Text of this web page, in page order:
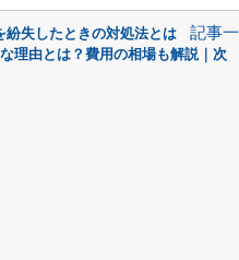
失したときの対処法とは
記事一
理由とは？費用の相場も解説｜次